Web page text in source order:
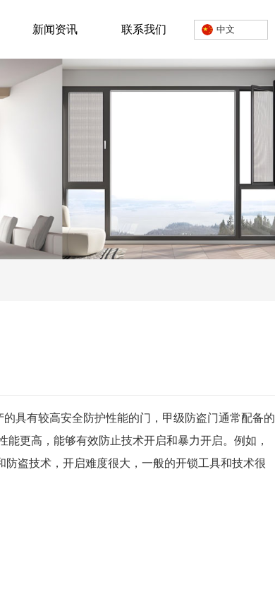
新闻资讯 联系我们 中文
具有较高安全防护性能的门，甲级防盗门通常配备的
能更高，能够有效防止技术开启和暴力开启。例如，
盗技术，开启难度很大，一般的开锁工具和技术很